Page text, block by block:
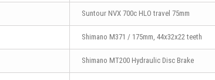
Suntour NVX 700c HLO travel 75mm
Shimano M371 / 175mm, 44x32x22 teeth
Shimano MT200 Hydraulic Disc Brake